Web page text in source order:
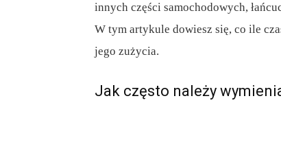
innych części samochodowych,
W tym artykule dowiesz się, co ile
jego zużycia.
Jak często należy